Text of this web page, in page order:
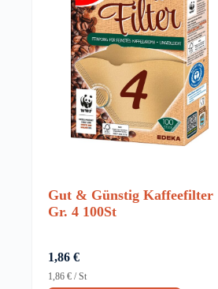
Gut & Günstig Kaffeefilter
Gr. 4 100St
1,86 €
1,86 € /St